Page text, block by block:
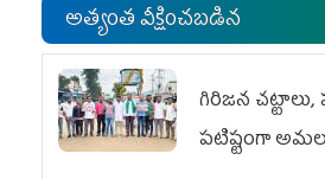
అత్యంత వీక్షించబడిన
గిరిజన చట్టాలు,
పటిష్టంగా